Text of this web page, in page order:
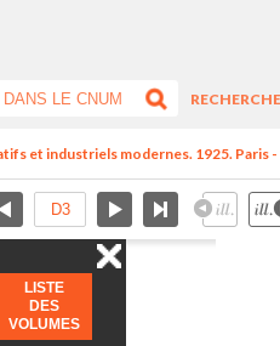
et industriels modernes. 1925. Paris -
LISTE
DES
VOLUMES